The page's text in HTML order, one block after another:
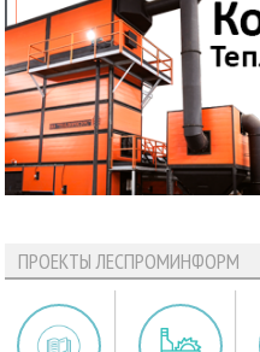
ПРОЕКТЫ ЛЕСПРОМИНФОРМ